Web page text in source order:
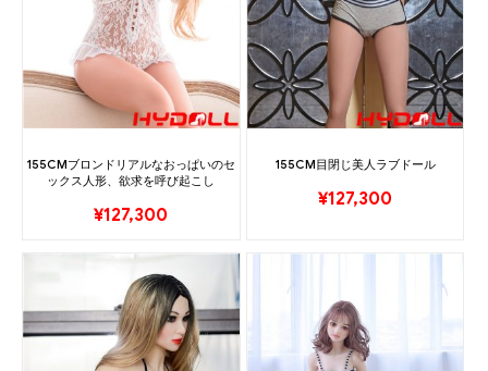
155CMブロンドリアルなおっぱいのセ
ックス人形、欲求を呼び起こし
¥127,300
155CM目閉じ美人ラブドール
¥127,300